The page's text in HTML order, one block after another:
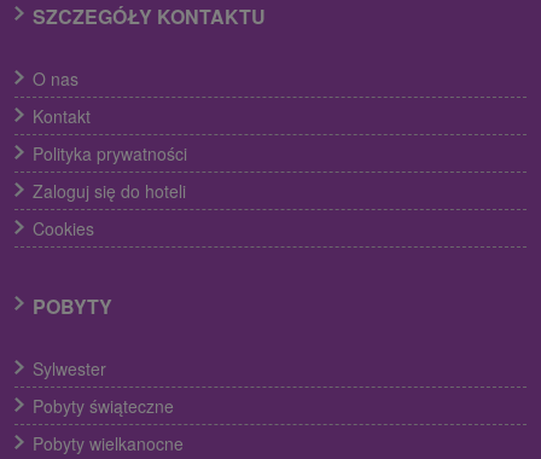
SZCZEGÓŁY KONTAKTU
O nas
Kontakt
Polityka prywatności
Zaloguj się do hoteli
Cookies
POBYTY
Sylwester
Pobyty świąteczne
Pobyty wielkanocne